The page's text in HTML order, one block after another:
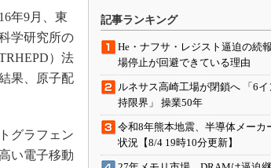
年9月、東
学研究所の
）法
果、原子配
グラフェン
い電子移動
記事ランキング
He・ナフサ・レジスト逼迫の
場停止が回避できている理由
ルネサス高崎工場が閉鎖へ 「6
持限界」 操業50年
令和8年熊本地震、半導体メーカ
状況【8/4 19時10分更新】